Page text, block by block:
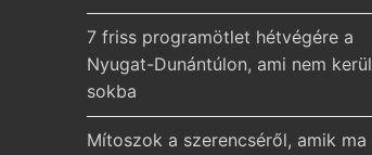
7 friss programötlet hétvégére a
Nyugat-Dunántúlon, ami nem kerül
sokba
Mítoszok a szerencséről, amik ma